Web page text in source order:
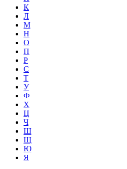
К
Л
М
Н
О
П
Р
С
Т
У
Ф
Х
Ц
Ч
Ш
Щ
Ю
Я